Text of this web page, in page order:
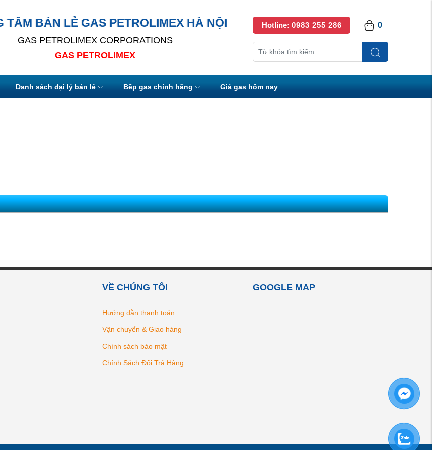
TÂM BÁN LẺ GAS PETROLIMEX HÀ NỘI
GAS PETROLIMEX CORPORATIONS
GAS PETROLIMEX
Hotline: 0983 255 286 0
Danh sách đại lý bán lẻ Bếp gas chính hãng Giá gas hôm nay
VỀ CHÚNG TÔI
Hướng dẫn thanh toán
Vận chuyển & Giao hàng
Chính sách bảo mật
Chính Sách Đổi Trả Hàng
GOOGLE MAP